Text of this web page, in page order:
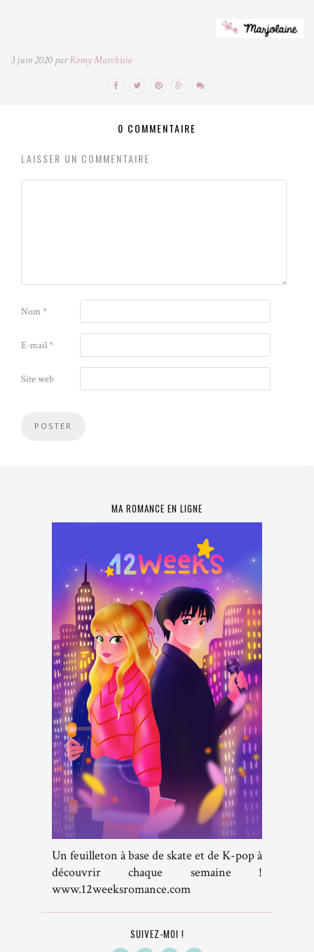
3 juin 2020 parRomy Marchisio
0 COMMENTAIRE
LAISSER UN COMMENTAIRE
Nom*
E-mail*
Site web
MA ROMANCE EN LIGNE
Un feuilleton à base de skate et de K-pop à
découvrir chaque semaine !
www.12weeksromance.com
SUIVEZ-MOI !